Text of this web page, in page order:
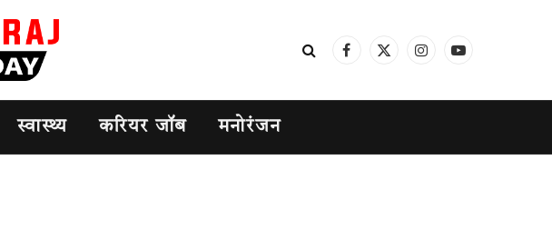
Facebook
X
InstagramYouTube
स्वास्थ्य करियर जॉब मनोरंजन